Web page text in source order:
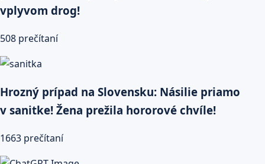
vplyvom drog!
508 prečítaní
Hrozný prípad na Slovensku: Násilie priamo
v sanitke! Žena prežila hororové chvíle!
1663 prečítaní